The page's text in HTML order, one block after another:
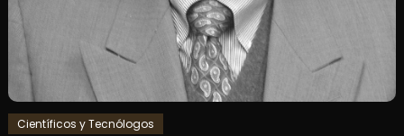
Científicos y Tecnólogos